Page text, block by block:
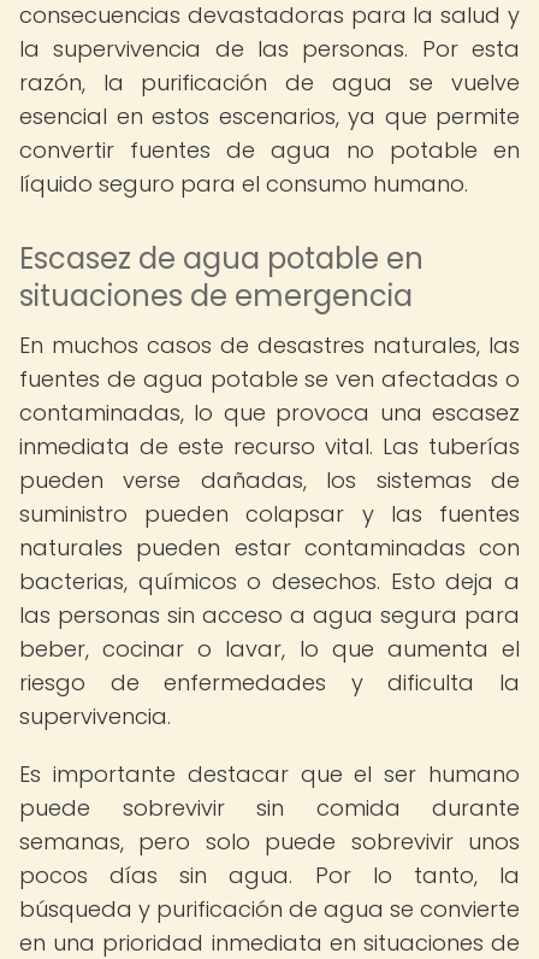
consecuencias devastadoras para la salud y
la supervivencia de las personas. Por esta
razón, la purificación de agua se vuelve
esencial en estos escenarios, ya que permite
convertir fuentes de agua no potable en
líquido seguro para el consumo humano.
Escasez de agua potable en
situaciones de emergencia
En muchos casos de desastres naturales, las
fuentes de agua potable se ven afectadas o
contaminadas, lo que provoca una escasez
inmediata de este recurso vital. Las tuberías
pueden verse dañadas, los sistemas de
suministro pueden colapsar y las fuentes
naturales pueden estar contaminadas con
bacterias, químicos o desechos. Esto deja a
las personas sin acceso a agua segura para
beber, cocinar o lavar, lo que aumenta el
riesgo de enfermedades y dificulta la
supervivencia.
Es importante destacar que el ser humano
puede sobrevivir sin comida durante
semanas, pero solo puede sobrevivir unos
pocos días sin agua. Por lo tanto, la
búsqueda y purificación de agua se convierte
en una prioridad inmediata en situaciones de